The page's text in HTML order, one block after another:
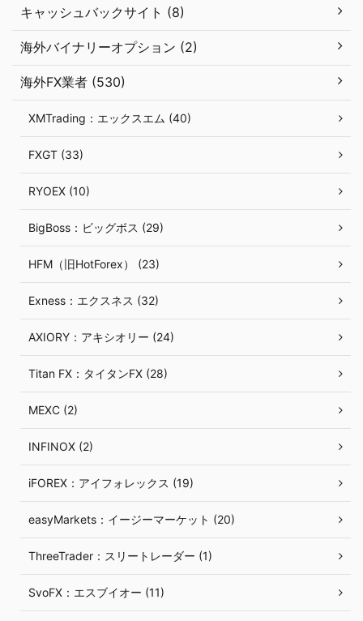
キャッシュバックサイト (8)
海外バイナリーオプション (2)
海外FX業者 (530)
XMTrading：エックスエム (40)
FXGT (33)
RYOEX (10)
BigBoss：ビッグボス (29)
HFM（旧HotForex） (23)
Exness：エクスネス (32)
AXIORY：アキシオリー (24)
Titan FX：タイタンFX (28)
MEXC (2)
INFINOX (2)
iFOREX：アイフォレックス (19)
easyMarkets：イージーマーケット (20)
ThreeTrader：スリートレーダー (1)
SvoFX：エスブイオー (11)